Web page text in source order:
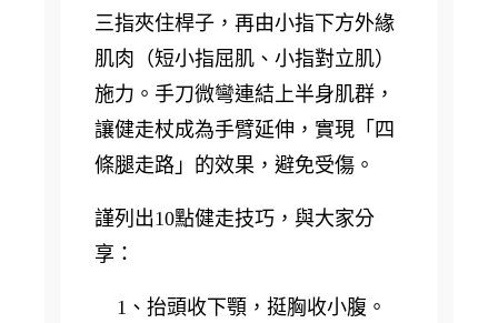
三指夾住桿子，再由小指下方外緣
肌肉（短小指屈肌、小指對立肌）
施力。手刀微彎連結上半身肌群，
讓健走杖成為手臂延伸，實現「四
條腿走路」的效果，避免受傷。
謹列出10點健走技巧，與大家分
享：
1、抬頭收下顎，挺胸收小腹。